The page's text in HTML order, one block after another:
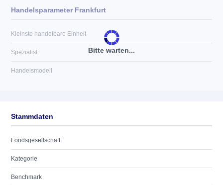
Bitte warten...
Handelsparameter Frankfurt
Kleinste handelbare Einheit
Spezialist
Handelsmodell
Stammdaten
Fondsgesellschaft
Kategorie
Benchmark